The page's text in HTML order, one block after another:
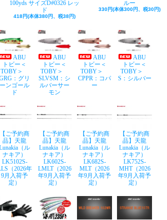
100yds サイズD#0326 レッ
ド
418円(本体380円、税38円)
ルー
330円(本体300円、税30円)
ABU
トビー＜
TOBY＞
：グリ
ーンゴール
ド
ABU
トビー＜
TOBY＞
SLVSM：シ
ルバーサー
モン
ABU
トビー＜
TOBY＞
CPPR：コパ
ー
ABU
トビー＜
TOBY＞
S：シルバー
【ご予約商
品】天龍
（ル
ナキア）
LK5102S-
（2026年
9月入荷予
定）
【ご予約商
品】天龍
Lunakia（ル
ナキア）
LK602S-
LMLT（2026
年9月入荷予
定）
【ご予約商
品】天龍
Lunakia（ル
ナキア）
LK682S-
MLT（2026
年9月入荷予
定）
【ご予約商
品】天龍
Lunakia（ル
ナキア）
LK752S-
MHT（2026
年9月入荷予
定）